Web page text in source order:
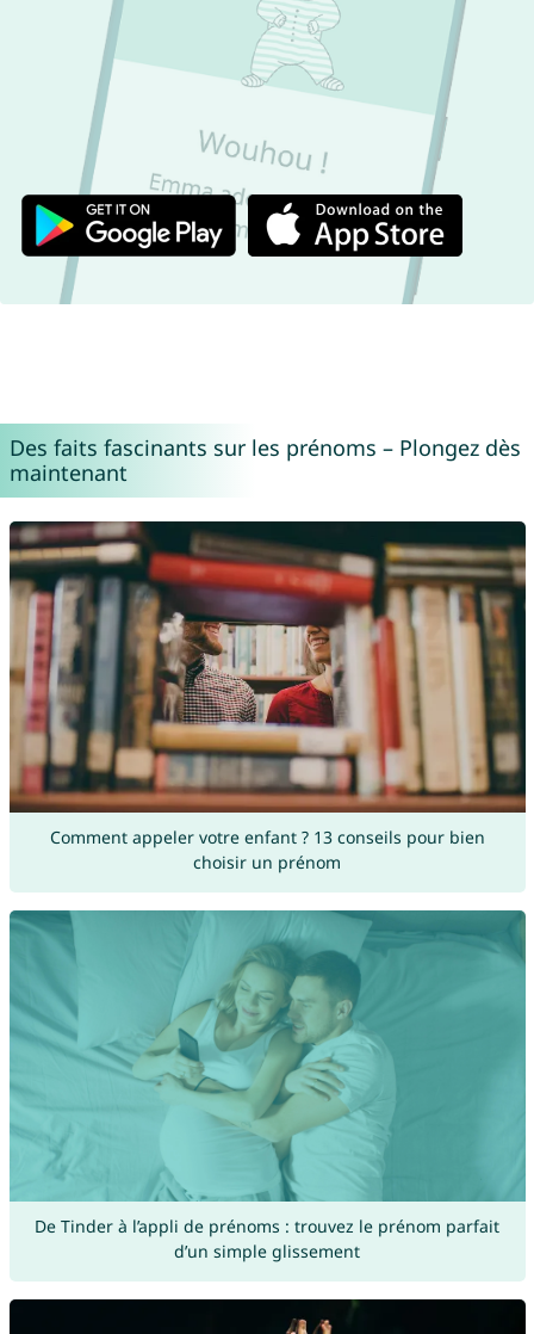
Des faits fascinants sur les prénoms – Plongez dès
maintenant
Comment appeler votre enfant ? 13 conseils pour bien
choisir un prénom
De Tinder à l’appli de prénoms : trouvez le prénom parfait
d’un simple glissement